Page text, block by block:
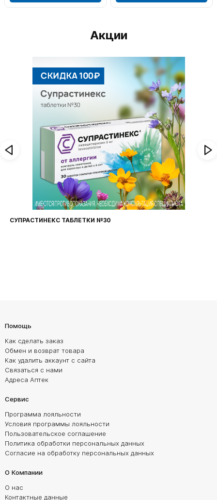
Акции
СУПРАСТИНЕКС ТАБЛЕТКИ №30
Помощь
Как сделать заказ
Обмен и возврат товара
Как удалить аккаунт с сайта
Связаться с нами
Адреса Аптек
Сервис
Программа лояльности
Условия программы лояльности
Пользовательское соглашение
Политика обработки персональных данных
Согласие на обработку персональных данных
О Компании
О нас
Контактные данные